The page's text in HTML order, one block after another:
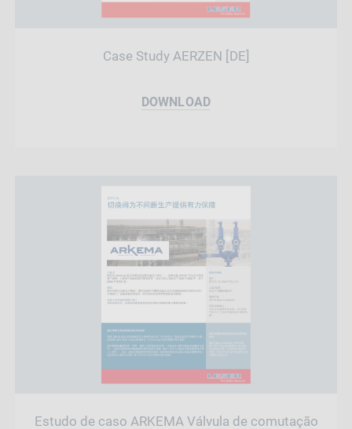
Case Study AERZEN [DE]
DOWNLOAD
Estudo de caso ARKEMA Válvula de comutação